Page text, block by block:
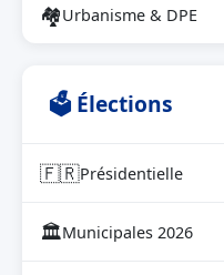
🏘Urbanisme & DPE
🗳 Élections
🇫🇷Présidentielle
🏛Municipales 2026